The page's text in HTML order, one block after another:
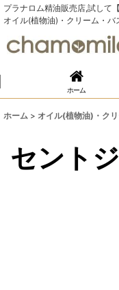
プラナロム精油販売店,試して
オイル(植物油)・クリーム・
ホーム
ホーム > オイル(植物油)・ク
セント